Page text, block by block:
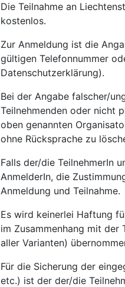
Die Teilnahme an
kostenlos.
Zur Anmeldung ist die
gültigen Telefonnummer
Datenschutzerklärung).
Bei der Angabe falscher/
Teilnehmenden oder nicht
oben genannten
ohne Rücksprache zu
Falls der/die TeilnehmerIn
AnmelderIn, die
Anmeldung und Teilnahme.
Es wird keinerlei Haftung
im Zusammenhang mit der
aller Varianten)
Für die Sicherung der
etc.) ist der der/die